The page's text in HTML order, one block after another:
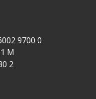
9700 0
M
2